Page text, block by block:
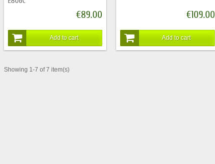
€89.00
Add to cart
€109.00
Add to cart
Showing 1-7 of 7 item(s)